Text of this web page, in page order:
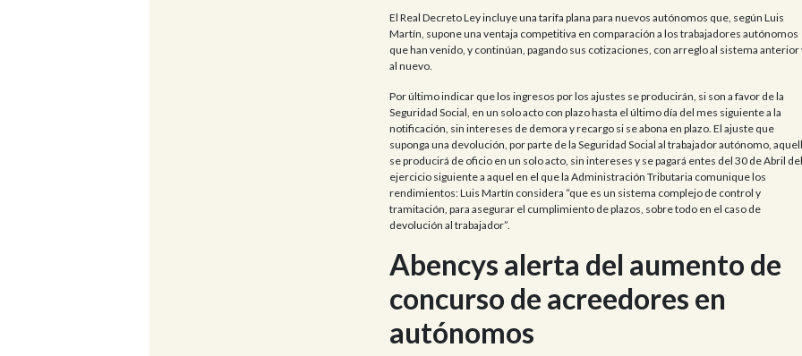
El Real Decreto Ley incluye una tarifa plana para nuevos autónomos que, según Luis
Martín, supone una ventaja competitiva en comparación a los trabajadores autónomos
que han venido, y continúan, pagando sus cotizaciones, con arreglo al sistema anterior
al nuevo.
Por último indicar que los ingresos por los ajustes se producirán, si son a favor de la
Seguridad Social, en un solo acto con plazo hasta el último día del mes siguiente a la
notificación, sin intereses de demora y recargo si se abona en plazo. El ajuste que
suponga una devolución, por parte de la Seguridad Social al trabajador autónomo,
se producirá de oficio en un solo acto, sin intereses y se pagará entes del 30 de Abril del
ejercicio siguiente a aquel en el que la Administración Tributaria comunique los
rendimientos: Luis Martín considera “que es un sistema complejo de control y
tramitación, para asegurar el cumplimiento de plazos, sobre todo en el caso de
devolución al trabajador”.
Abencys alerta del aumento de
concurso de acreedores en
autónomos